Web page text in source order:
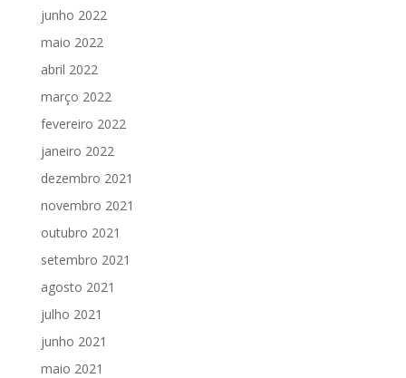
junho 2022
maio 2022
abril 2022
março 2022
fevereiro 2022
janeiro 2022
dezembro 2021
novembro 2021
outubro 2021
setembro 2021
agosto 2021
julho 2021
junho 2021
maio 2021